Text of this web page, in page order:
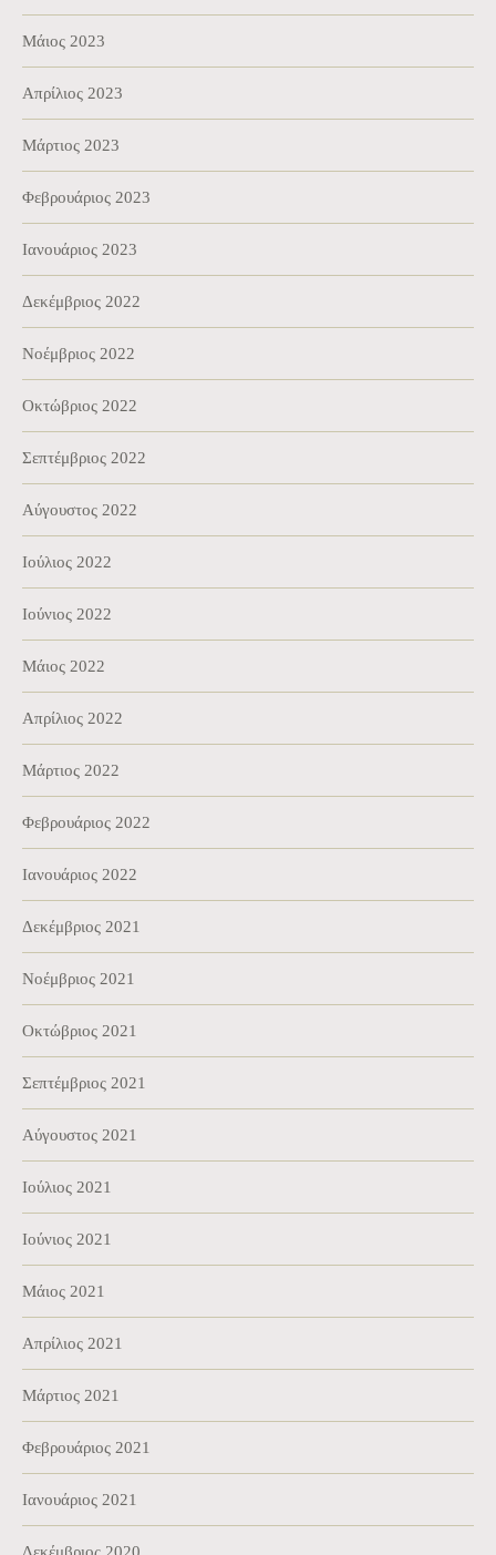
Μάιος 2023
Απρίλιος 2023
Μάρτιος 2023
Φεβρουάριος 2023
Ιανουάριος 2023
Δεκέμβριος 2022
Νοέμβριος 2022
Οκτώβριος 2022
Σεπτέμβριος 2022
Αύγουστος 2022
Ιούλιος 2022
Ιούνιος 2022
Μάιος 2022
Απρίλιος 2022
Μάρτιος 2022
Φεβρουάριος 2022
Ιανουάριος 2022
Δεκέμβριος 2021
Νοέμβριος 2021
Οκτώβριος 2021
Σεπτέμβριος 2021
Αύγουστος 2021
Ιούλιος 2021
Ιούνιος 2021
Μάιος 2021
Απρίλιος 2021
Μάρτιος 2021
Φεβρουάριος 2021
Ιανουάριος 2021